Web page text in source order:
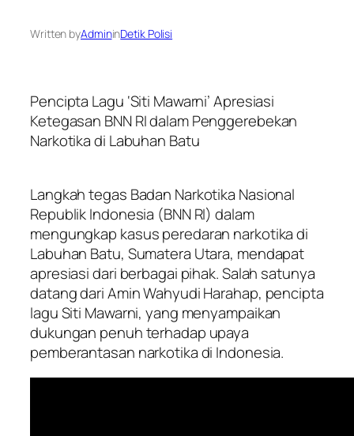
Written byAdmininDetik Polisi
Pencipta Lagu ‘Siti Mawarni’ Apresiasi
Ketegasan BNN RI dalam Penggerebekan
Narkotika di Labuhan Batu
Langkah tegas Badan Narkotika Nasional
Republik Indonesia (BNN RI) dalam
mengungkap kasus peredaran narkotika di
Labuhan Batu, Sumatera Utara, mendapat
apresiasi dari berbagai pihak. Salah satunya
datang dari Amin Wahyudi Harahap, pencipta
lagu Siti Mawarni, yang menyampaikan
dukungan penuh terhadap upaya
pemberantasan narkotika di Indonesia.